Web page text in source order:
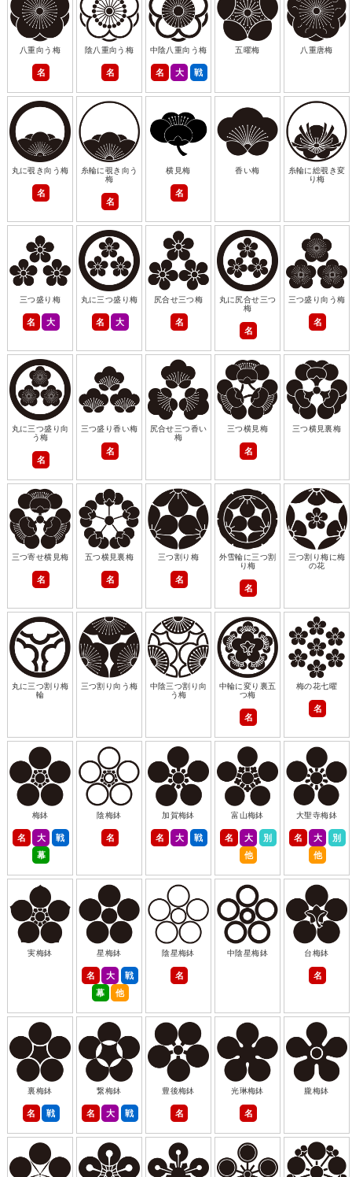
八重向う梅
名
陰八重向う梅
名
中陰八重向う梅
名 大 戦
五曜梅 八重唐梅
丸に覗き向う梅
名
糸輪に覗き向う
梅
名
横見梅
名
香い梅
糸輪に総覗き変
り梅
三つ盛り梅
名 大
丸に三つ盛り梅
名 大
尻合せ三つ梅
名
丸に尻合せ三つ
梅
名
三つ盛り向う梅
名
丸に三つ盛り向
う梅
名
三つ盛り香い梅
名
尻合せ三つ香い
梅
三つ横見梅
名
三つ横見裏梅
三つ寄せ横見梅
名
五つ横見裏梅
名
三つ割り梅
名
外雪輪に三つ割
り梅
名
三つ割り梅に梅
の花
丸に三つ割り梅
輪
三つ割り向う梅
中陰三つ割り向
う梅
中輪に変り裏五
つ梅
名
梅の花七曜
名
梅鉢
名 大
戦
幕
陰梅鉢
名
加賀梅鉢
名 大 戦
富山梅鉢
名 大
別
他
大聖寺梅鉢
名 大
別
他
実梅鉢 星梅鉢
名 大
戦
幕
他
陰星梅鉢
名
中陰星梅鉢 台梅鉢
名
裏梅鉢
名 戦
繋梅鉢
名 大 戦
豊後梅鉢
名
光琳梅鉢
名
朧梅鉢